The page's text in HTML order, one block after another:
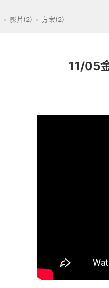
影片(2) 方案(2)
11/05